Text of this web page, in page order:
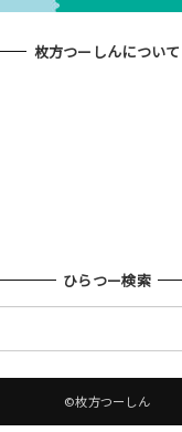
枚方つーしんについて
ひらつー検索
©枚方つーしん